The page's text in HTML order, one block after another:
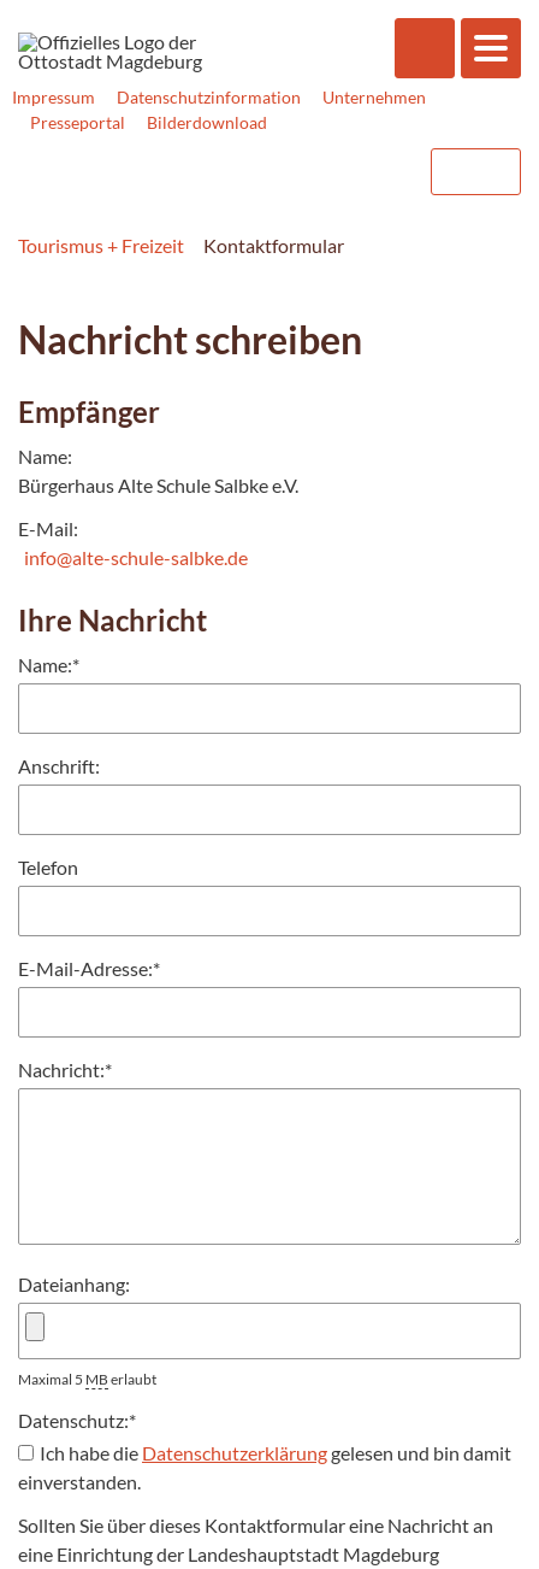
Impressum Datenschutzinformation
Unternehmen
Presseportal
Bilderdownload
Tourismus + Freizeit Kontaktformular
Nachricht schreiben
Empfänger
Name:
Bürgerhaus Alte Schule Salbke e.V.
E-Mail:
info@alte-schule-salbke.de
Ihre Nachricht
Name:*
Anschrift:
Telefon
E-Mail-Adresse:*
Nachricht:*
Dateianhang:
Maximal 5 MB erlaubt
Datenschutz:*
Ich habe die Datenschutzerklärunggelesen und bin damit
einverstanden.
Sollten Sie über dieses Kontaktformular eine Nachricht an
eine Einrichtung der Landeshauptstadt Magdeburg